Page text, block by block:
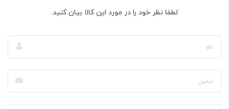
لطفا نظر خود را در مورد این کالا بیان کنید.